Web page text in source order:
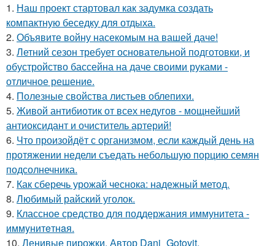
1. Наш проект стартовал как задумка создать
компактную беседку для отдыха.
2. Объявите войну насекомым на вашей даче!
3. Летний сезон требует основательной подготовки, и
обустройство бассейна на даче своими руками -
отличное решение.
4. Полезные свойства листьев облепихи.
5. Живой антибиотик от всех недугов - мощнейший
антиоксидант и очиститель артерий!
6. Что произойдёт с организмом, если каждый день на
протяжении недели съедать небольшую порцию семян
подсолнечника.
7. Как сберечь урожай чеснока: надежный метод.
8. Любимый райский уголок.
9. Классное средство для поддержания иммунитета -
иммyнитeтнaя.
10. Ленивые пирожки. Автор Dani_Gotovit.